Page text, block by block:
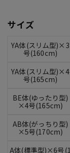
サイズ
YA体(スリム型)×3
号(160cm)
YA体(スリム型)×4
号(165cm)
BE体(ゆったり型)
×4号(165cm)
AB体(がっちり型)
×5号(170cm)
A体(標準型)×6号(1